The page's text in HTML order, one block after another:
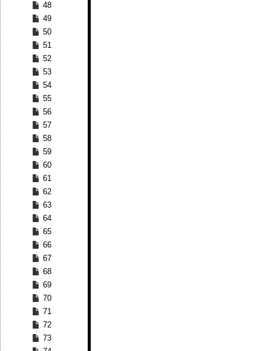
48
49
50
51
52
53
54
55
56
57
58
59
60
61
62
63
64
65
66
67
68
69
70
71
72
73